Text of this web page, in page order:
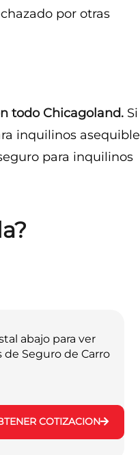
por otras
todo Chicagoland. Si
inquilinos asequible
para inquilinos
abajo para ver
de Seguro de Carro
COTIZACION